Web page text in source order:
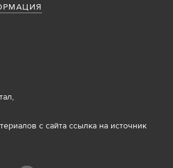
с сайта ссылка на источник